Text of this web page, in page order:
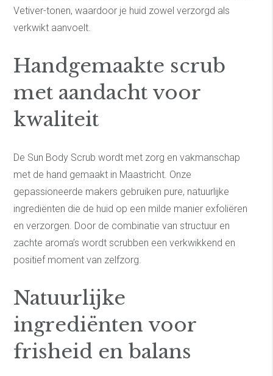
Vetiver-tonen, waardoor je huid zowel verzorgd als
verkwikt aanvoelt.
Handgemaakte scrub
met aandacht voor
kwaliteit
De Sun Body Scrub wordt met zorg en vakmanschap
met de hand gemaakt in Maastricht. Onze
gepassioneerde makers gebruiken pure, natuurlijke
ingrediënten die de huid op een milde manier exfoliëren
en verzorgen. Door de combinatie van structuur en
zachte aroma’s wordt scrubben een verkwikkend en
positief moment van zelfzorg.
Natuurlijke
ingrediënten voor
frisheid en balans